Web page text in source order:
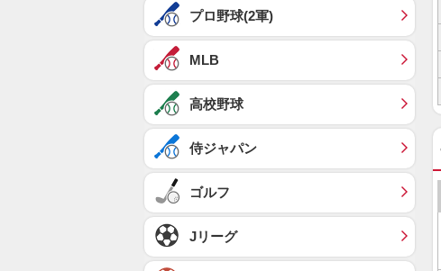
プロ野球(2軍)
MLB
高校野球
侍ジャパン
ゴルフ
Jリーグ